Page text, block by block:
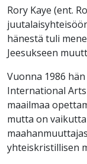
Rory Kaye (ent.
hänestä tuli
Jeesukseen
Vuonna 1986
International
maailmaa
mutta on
yhteiskristillisen